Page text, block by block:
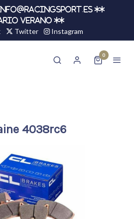
info@racingsport.es **
VERANO **
Twitter Instagram
0
4038rc6